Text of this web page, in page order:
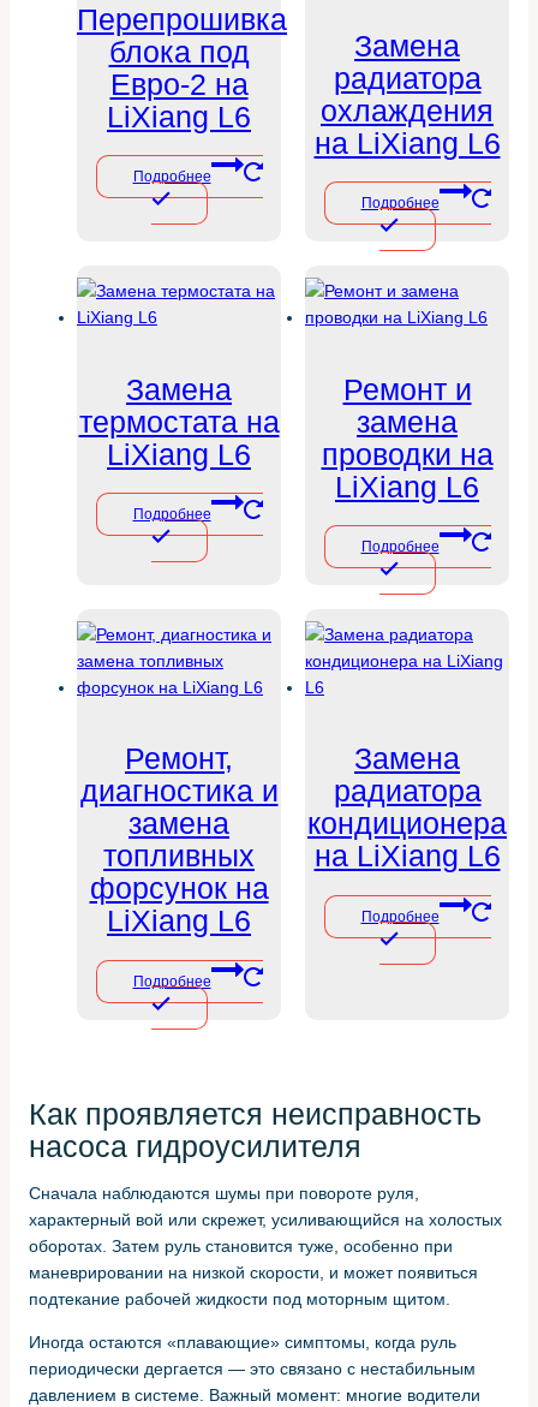
Перепрошивка
блока под
Евро-2 на
LiXiang L6
Подробнее
Замена
радиатора
охлаждения
на LiXiang L6
Подробнее
Замена
термостата на
LiXiang L6
Подробнее
Ремонт и
замена
проводки на
LiXiang L6
Подробнее
Ремонт,
диагностика и
замена
топливных
форсунок на
LiXiang L6
Подробнее
Замена
радиатора
кондиционера
на LiXiang L6
Подробнее
Как проявляется неисправность
насоса гидроусилителя
Сначала наблюдаются шумы при повороте руля,
характерный вой или скрежет, усиливающийся на холостых
оборотах. Затем руль становится туже, особенно при
маневрировании на низкой скорости, и может появиться
подтекание рабочей жидкости под моторным щитом.
Иногда остаются «плавающие» симптомы, когда руль
периодически дергается — это связано с нестабильным
давлением в системе. Важный момент: многие водители